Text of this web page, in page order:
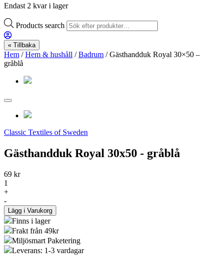
Endast 2 kvar i lager
Products search
« Tillbaka
Hem /Hem & hushåll /Badrum / Gästhandduk Royal 30×50 –
gråblå
Classic Textiles of Sweden
Gästhandduk Royal 30x50 - gråblå
69 kr
1
+
-
Lägg i Varukorg
Finns i lager
Frakt från 49kr
Miljösmart Paketering
Leverans: 1-3 vardagar